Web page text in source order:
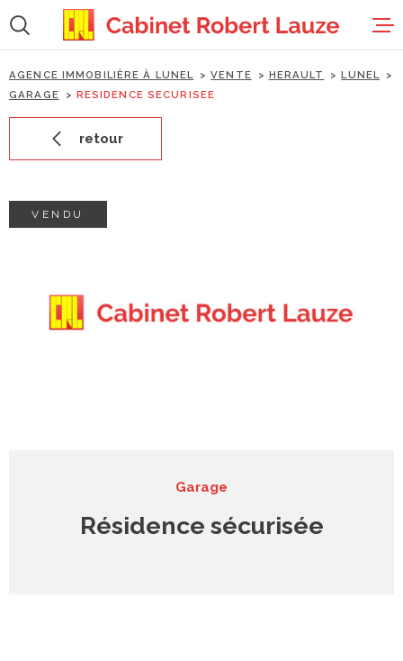
:la
recherche
au
menu
principal
au
contenu
accueil
AGENCE IMMOBILIÈRE À LUNEL VENTE HERAULT
LUNEL
GARAGE
RESIDENCE SECURISEE
retour
VENDU
Garage
Résidence sécurisée